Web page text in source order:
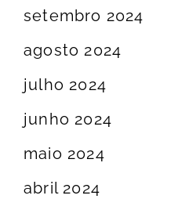
setembro 2024
agosto 2024
julho 2024
junho 2024
maio 2024
abril 2024